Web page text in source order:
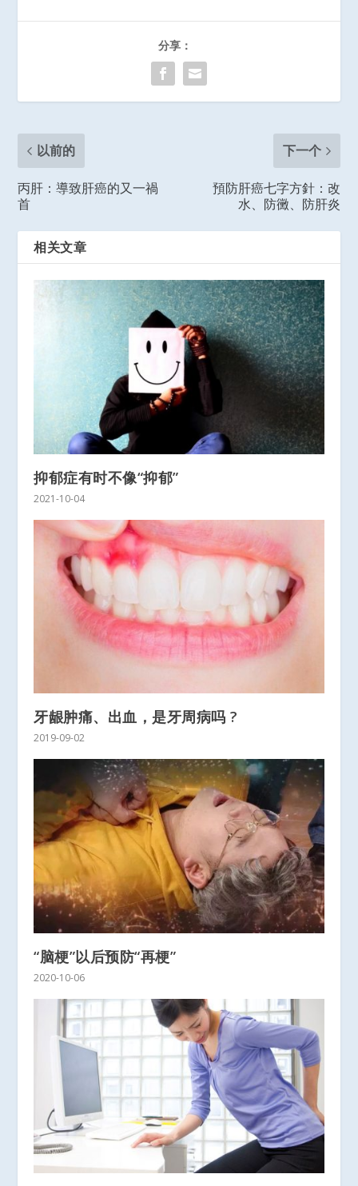
分享：
以前的
丙肝：導致肝癌的又一禍
首
下一个
預防肝癌七字方針：改
水、防黴、防肝炎
相关文章
抑郁症有时不像“抑郁”
2021-10-04
牙龈肿痛、出血，是牙周病吗 ?
2019-09-02
“脑梗”以后预防“再梗”
2020-10-06